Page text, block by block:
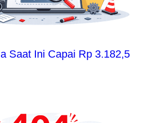
Saat Ini Capai Rp 3.182,5